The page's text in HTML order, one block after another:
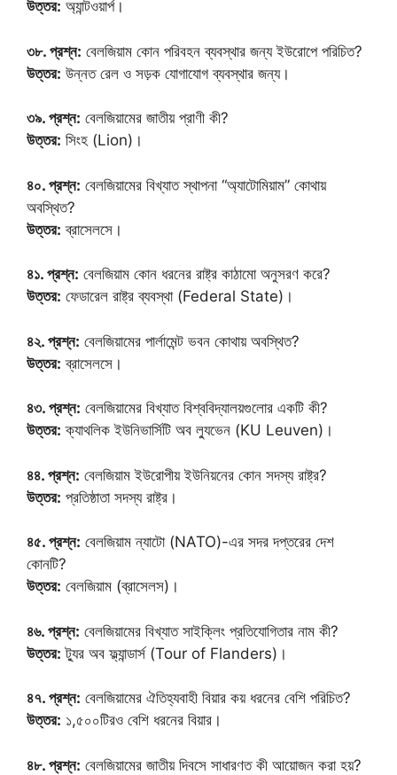
উত্তর: অ্যান্টওয়ার্প।
৩৮. প্রশ্ন: বেলজিয়াম কোন পরিবহন ব্যবস্থার জন্য ইউরোপে পরিচিত?
উত্তর: উন্নত রেল ও সড়ক যোগাযোগ ব্যবস্থার জন্য।
৩৯. প্রশ্ন: বেলজিয়ামের জাতীয় প্রাণী কী?
উত্তর: সিংহ (Lion)।
৪০. প্রশ্ন: বেলজিয়ামের বিখ্যাত স্থাপনা “অ্যাটোমিয়াম” কোথায়
অবস্থিত?
উত্তর: ব্রাসেলসে।
৪১. প্রশ্ন: বেলজিয়াম কোন ধরনের রাষ্ট্র কাঠামো অনুসরণ করে?
উত্তর: ফেডারেল রাষ্ট্র ব্যবস্থা (Federal State)।
৪২. প্রশ্ন: বেলজিয়ামের পার্লামেন্ট ভবন কোথায় অবস্থিত?
উত্তর: ব্রাসেলসে।
৪৩. প্রশ্ন: বেলজিয়ামের বিখ্যাত বিশ্ববিদ্যালয়গুলোর একটি কী?
উত্তর: ক্যাথলিক ইউনিভার্সিটি অব ল্যুভেন (KU Leuven)।
৪৪. প্রশ্ন: বেলজিয়াম ইউরোপীয় ইউনিয়নের কোন সদস্য রাষ্ট্র?
উত্তর: প্রতিষ্ঠাতা সদস্য রাষ্ট্র।
৪৫. প্রশ্ন: বেলজিয়াম ন্যাটো (NATO)-এর সদর দপ্তরের দেশ
কোনটি?
উত্তর: বেলজিয়াম (ব্রাসেলস)।
৪৬. প্রশ্ন: বেলজিয়ামের বিখ্যাত সাইক্লিং প্রতিযোগিতার নাম কী?
উত্তর: ট্যুর অব ফ্ল্যান্ডার্স (Tour of Flanders)।
৪৭. প্রশ্ন: বেলজিয়ামের ঐতিহ্যবাহী বিয়ার কয় ধরনের বেশি পরিচিত?
উত্তর: ১,৫০০টিরও বেশি ধরনের বিয়ার।
৪৮. প্রশ্ন: বেলজিয়ামের জাতীয় দিবসে সাধারণত কী আয়োজন করা হয়?